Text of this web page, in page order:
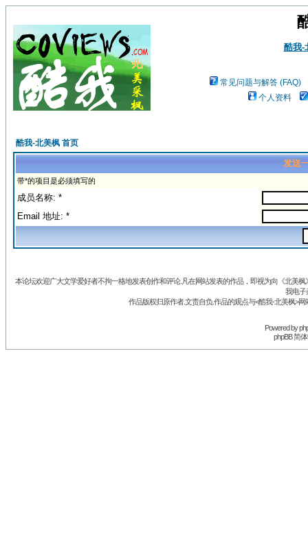
酷我-
常见问题与解答 (FAQ)
个人资料
酷我-北美枫 首页
发送
带*的项目是必须填写的
成员名称: *
Email 地址: *
本论坛欢迎广大文学爱好者不拘一格地发表创作和评论.凡在网站发表的作品，即视为向《北美
我电子
作品版权归原作者.文责自负.作品的观点与<酷我-北美枫>
Powered by
phpBB 简